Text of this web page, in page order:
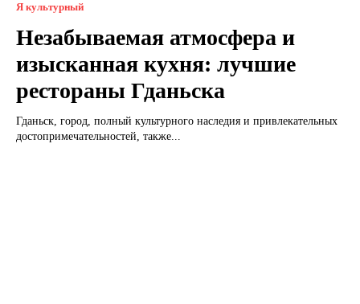
Я культурный
Незабываемая атмосфера и
изысканная кухня: лучшие
рестораны Гданьска
Гданьск, город, полный культурного наследия и привлекательных
достопримечательностей, также...